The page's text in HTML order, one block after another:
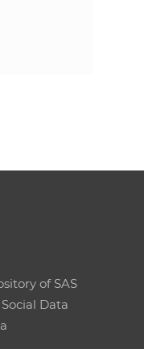
of SAS
Data